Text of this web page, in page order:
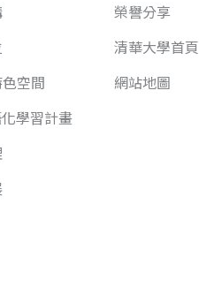
空間
學習計畫
榮譽分享
清華大學首頁
網站地圖